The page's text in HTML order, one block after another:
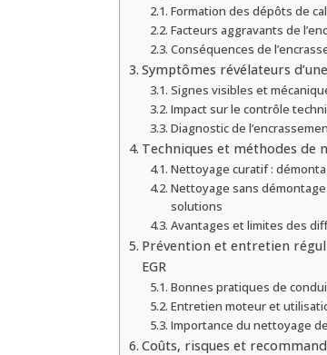
Formation des dépôts de
Facteurs aggravants de
Conséquences de
Symptômes révélateurs
Signes visibles et
Impact sur le contrôle
Diagnostic de
Techniques et méthodes de
Nettoyage curatif :
Nettoyage sans
solutions
Avantages et limites des
Prévention et entretien
EGR
Bonnes pratiques de
Entretien moteur et
Importance du nettoyage
Coûts, risques et